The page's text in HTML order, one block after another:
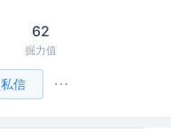
62
掘力值
私信